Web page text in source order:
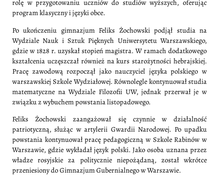
rolę w przygotowaniu uczniów do studiów wyższych, oferując
program klasyczny i języki obce.
Po ukończeniu gimnazjum Feliks Żochowski podjął studia na
Wydziale Nauk i Sztuk Pięknych Uniwersytetu Warszawskiego,
gdzie w 1828 r. uzyskał stopień magistra. W ramach dodatkowego
kształcenia uczęszczał również na kurs starożytności hebrajskiej.
Pracę zawodową rozpoczął jako nauczyciel języka polskiego w
warszawskiej Szkole Wydziałowej. Równolegle kontynuował studia
matematyczne na Wydziale Filozofii UW, jednak przerwał je w
związku z wybuchem powstania listopadowego.
Feliks Żochowski zaangażował się czynnie w działalność
patriotyczną, służąc w artylerii Gwardii Narodowej. Po upadku
powstania kontynuował pracę pedagogiczną w Szkole Rabinów w
Warszawie, gdzie wykładał język polski. Jako osoba uznana przez
władze rosyjskie za politycznie niepożądaną, został wkrótce
przeniesiony do Gimnazjum Gubernialnego w Warszawie.